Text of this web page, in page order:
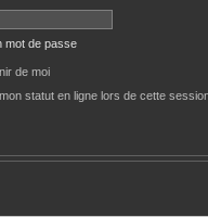
mot de passe
de moi
statut en ligne lors de cette